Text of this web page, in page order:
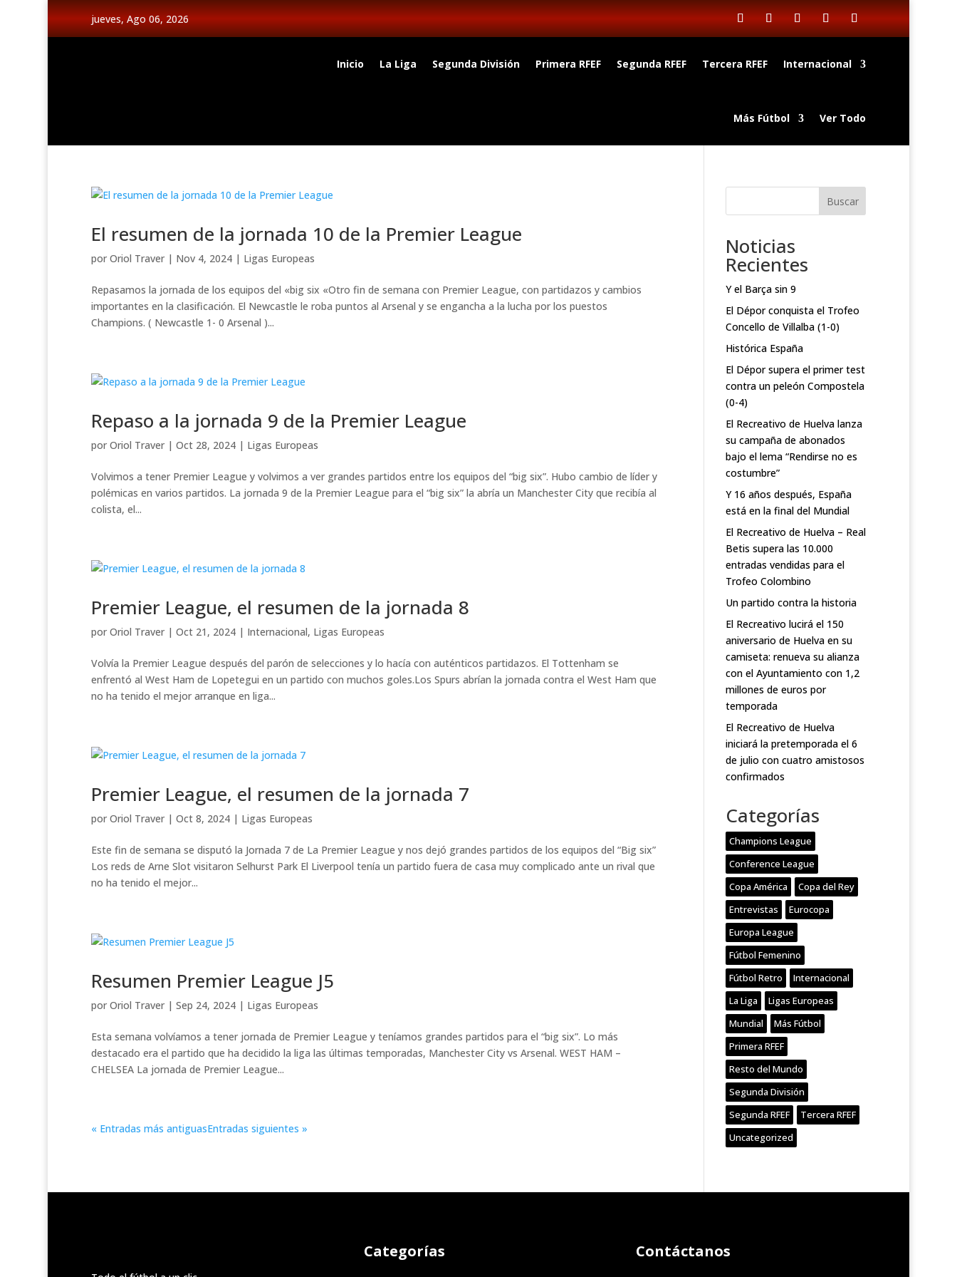
jueves, Ago 06, 2026
Inicio La Liga Segunda División Primera RFEF Segunda RFEF Tercera RFEF Internacional
Más Fútbol Ver Todo
El resumen de la jornada 10 de la Premier League
por Oriol Traver| Nov 4, 2024| Ligas Europeas
Repasamos la jornada de los equipos del «big six «Otro fin de semana con Premier League, con partidazos y cambios
importantes en la clasificación. El Newcastle le roba puntos al Arsenal y se engancha a la lucha por los puestos
Champions. ( Newcastle 1- 0 Arsenal )...
Repaso a la jornada 9 de la Premier League
por Oriol Traver| Oct 28, 2024| Ligas Europeas
Volvimos a tener Premier League y volvimos a ver grandes partidos entre los equipos del “big six”. Hubo cambio de líder y
polémicas en varios partidos. La jornada 9 de la Premier League para el “big six” la abría un Manchester City que recibía al
colista, el...
Premier League, el resumen de la jornada 8
por Oriol Traver| Oct 21, 2024| Internacional, Ligas Europeas
Volvía la Premier League después del parón de selecciones y lo hacía con auténticos partidazos. El Tottenham se
enfrentó al West Ham de Lopetegui en un partido con muchos goles.Los Spurs abrían la jornada contra el West Ham que
no ha tenido el mejor arranque en liga...
Premier League, el resumen de la jornada 7
por Oriol Traver| Oct 8, 2024| Ligas Europeas
Este fin de semana se disputó la Jornada 7 de La Premier League y nos dejó grandes partidos de los equipos del “Big six”
Los reds de Arne Slot visitaron Selhurst Park El Liverpool tenía un partido fuera de casa muy complicado ante un rival que
no ha tenido el mejor...
Resumen Premier League J5
por Oriol Traver| Sep 24, 2024| Ligas Europeas
Esta semana volvíamos a tener jornada de Premier League y teníamos grandes partidos para el “big six”. Lo más
destacado era el partido que ha decidido la liga las últimas temporadas, Manchester City vs Arsenal. WEST HAM –
CHELSEA La jornada de Premier League...
« Entradas más antiguasEntradas siguientes »
Buscar
Noticias
Recientes
Y el Barça sin 9
El Dépor conquista el Trofeo
Concello de Villalba (1-0)
Histórica España
El Dépor supera el primer test
contra un peleón Compostela
(0-4)
El Recreativo de Huelva lanza
su campaña de abonados
bajo el lema “Rendirse no es
costumbre”
Y 16 años después, España
está en la final del Mundial
El Recreativo de Huelva – Real
Betis supera las 10.000
entradas vendidas para el
Trofeo Colombino
Un partido contra la historia
El Recreativo lucirá el 150
aniversario de Huelva en su
camiseta: renueva su alianza
con el Ayuntamiento con 1,2
millones de euros por
temporada
El Recreativo de Huelva
iniciará la pretemporada el 6
de julio con cuatro amistosos
confirmados
Categorías
Champions League
Conference League
Copa América
Copa del Rey
Entrevistas
Eurocopa
Europa League
Fútbol Femenino
Fútbol Retro
Internacional
La Liga
Ligas Europeas
Mundial
Más Fútbol
Primera RFEF
Resto del Mundo
Segunda División
Segunda RFEF
Tercera RFEF
Uncategorized
Categorías Contáctanos